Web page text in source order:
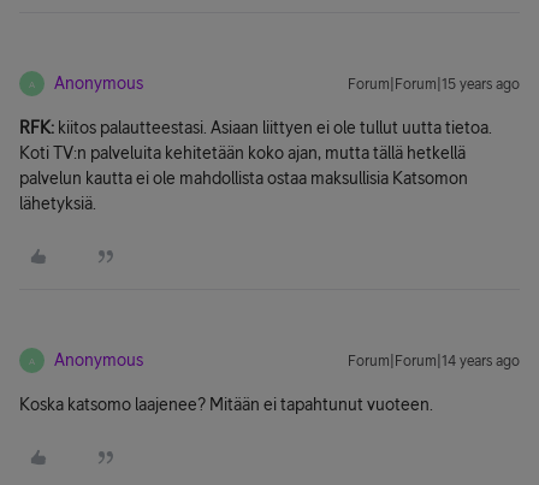
A Anonymous Forum|Forum|15 years ago
RFK: kiitos palautteestasi. Asiaan liittyen ei ole tullut uutta tietoa.
Koti TV:n palveluita kehitetään koko ajan, mutta tällä hetkellä
palvelun kautta ei ole mahdollista ostaa maksullisia Katsomon
lähetyksiä.
A Anonymous Forum|Forum|14 years ago
Koska katsomo laajenee? Mitään ei tapahtunut vuoteen.